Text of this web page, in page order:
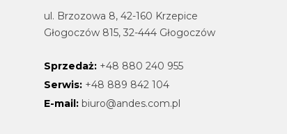
ul. Brzozowa 8, 42-160 Krzepice
Głogoczów 815, 32-444 Głogoczów
Sprzedaż: +48 880 240 955
Serwis: +48 889 842 104
E-mail: biuro@andes.com.pl